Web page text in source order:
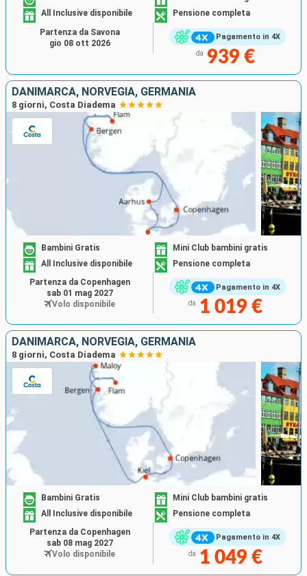
Pagamento in 4X
All Inclusive disponibile
Pensione completa
da 939 €
Partenza da Savona
gio 08 ott 2026
DANIMARCA, NORVEGIA, GERMANIA
8 giorni, Costa Diadema
Pagamento in 4X
Bambini Gratis
Mini Club bambini gratis
All Inclusive disponibile
Pensione completa
da 1 019 €
Partenza da Copenhagen
sab 01 mag 2027
Volo disponibile
DANIMARCA, NORVEGIA, GERMANIA
8 giorni, Costa Diadema
Pagamento in 4X
Bambini Gratis
Mini Club bambini gratis
All Inclusive disponibile
Pensione completa
da 1 049 €
Partenza da Copenhagen
sab 08 mag 2027
Volo disponibile